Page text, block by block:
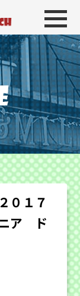
BIKE＆
０１７
ア ド